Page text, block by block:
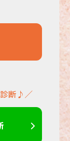
断♪／